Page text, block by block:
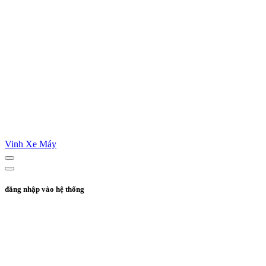
Vinh Xe Máy
đăng nhập vào hệ thống